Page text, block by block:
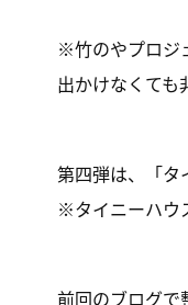
※竹のやプロジ
出かけなくても
第四弾は、「タ
※タイニーハウ
前回のブログで